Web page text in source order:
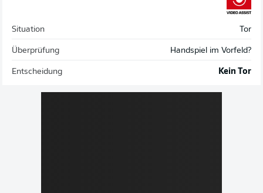
Situation Tor
Überprüfung Handspiel im Vorfeld?
Entscheidung Kein Tor